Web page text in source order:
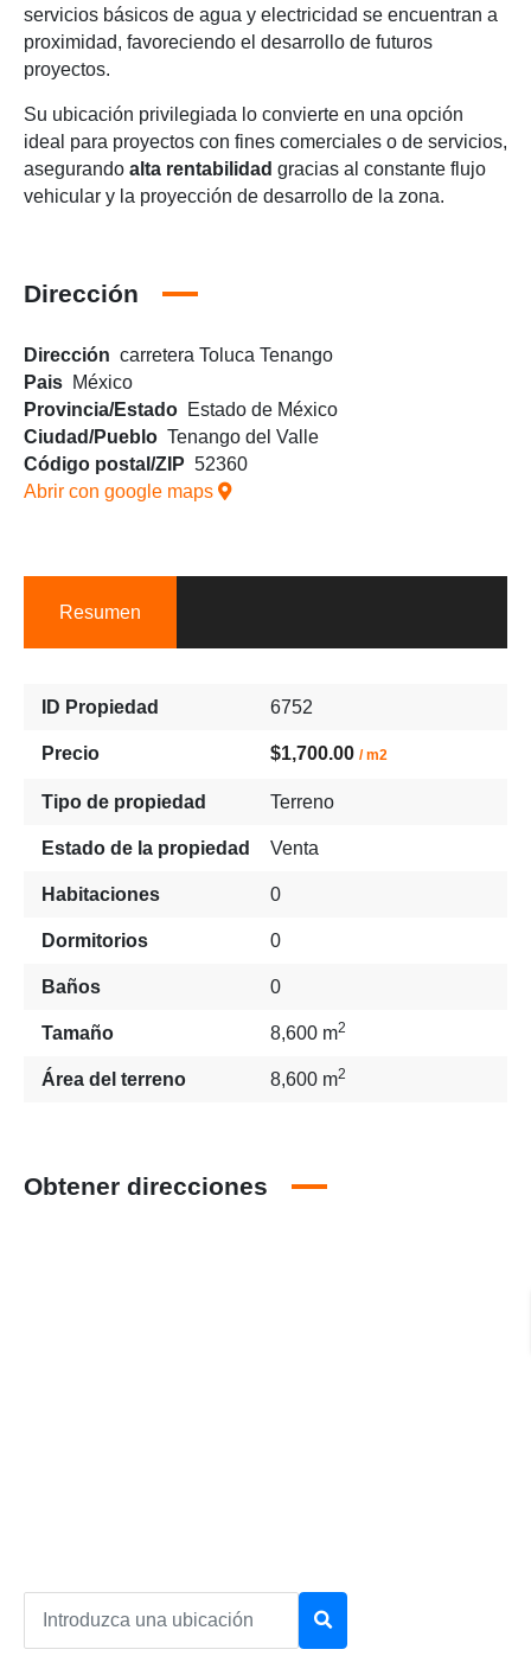
servicios básicos de agua y electricidad se encuentran a
proximidad, favoreciendo el desarrollo de futuros
proyectos.
Su ubicación privilegiada lo convierte en una opción
ideal para proyectos con fines comerciales o de servicios,
asegurando alta rentabilidad gracias al constante flujo
vehicular y la proyección de desarrollo de la zona.
Dirección
Dirección carretera Toluca Tenango
Pais México
Provincia/Estado Estado de México
Ciudad/Pueblo Tenango del Valle
Código postal/ZIP 52360
Abrir con google maps
Resumen
ID Propiedad 6752
Precio $1,700.00 / m2
Tipo de propiedad Terreno
Estado de la propiedad Venta
Habitaciones 0
Dormitorios 0
Baños 0
Tamaño 8,600 m2
Área del terreno 8,600 m2
Obtener direcciones